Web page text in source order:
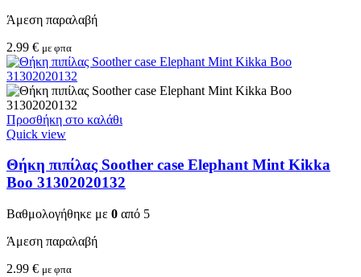
Άμεση παραλαβή
2.99 € με φπα
Προσθήκη στο καλάθι
Quick view
Θήκη πιπίλας Soother case Elephant Mint Kikka
Boo 31302020132
Βαθμολογήθηκε με 0 από 5
Άμεση παραλαβή
2.99 € με φπα